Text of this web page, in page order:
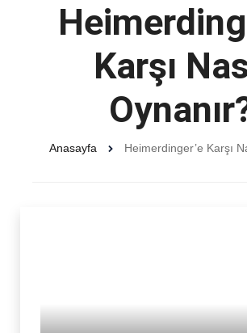
Karşı
Anasayfa Heimerdinger’e Karşı